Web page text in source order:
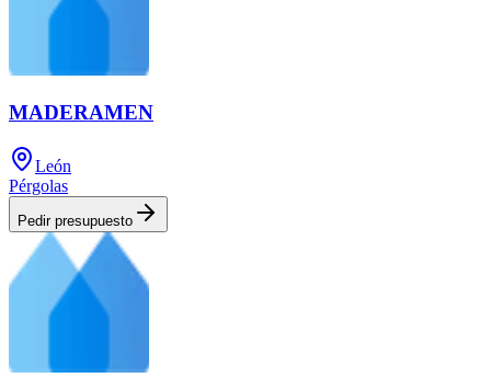
MADERAMEN
León
Pérgolas
Pedir presupuesto